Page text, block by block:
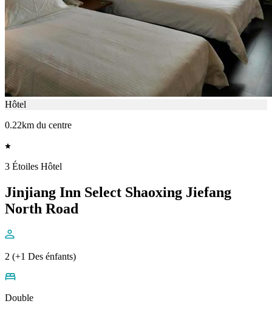
Hôtel
0.22km du centre
3 Étoiles Hôtel
Jinjiang Inn Select Shaoxing Jiefang
North Road
2 (+1 Des énfants)
Double